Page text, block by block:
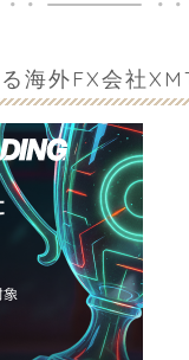
海外FX会社